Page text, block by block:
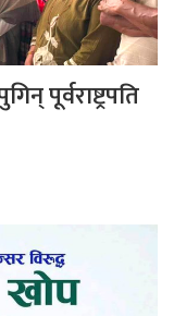
पूर्वराष्ट्रपति